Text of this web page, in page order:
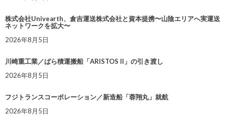
株式会社Univearth、倉吉運送株式会社と資本提携〜山陰エリアへ実運送
ネットワークを拡大〜
2026年8月5日
川崎重工業／ばら積運搬船「ARISTOS II」の引き渡し
2026年8月5日
フジトランスコーポレーション／新造船「蓉翔丸」就航
2026年8月5日